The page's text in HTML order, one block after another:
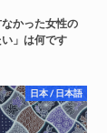
かった女性の
い」は何です
日本 / 日本語